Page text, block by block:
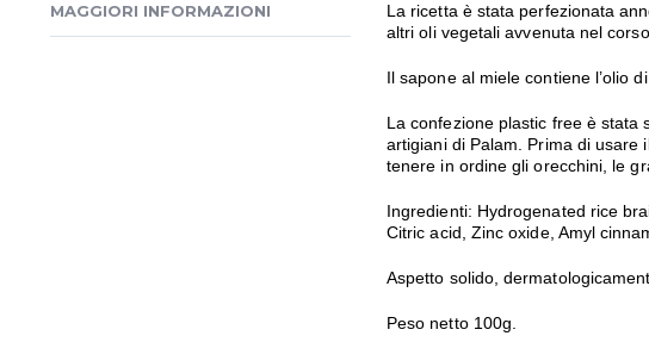
di
La ricetta è stata perfezionata
altri oli vegetali avvenuta nel
Il sapone al miele contiene l’olio
La confezione plastic free è stata
artigiani di Palam. Prima di usare
tenere in ordine gli orecchini, le
Ingredienti: Hydrogenated rice
Citric acid, Zinc oxide, Amyl
Aspetto solido,
Peso netto 100g.
MAGGIORI INFORMAZIONI